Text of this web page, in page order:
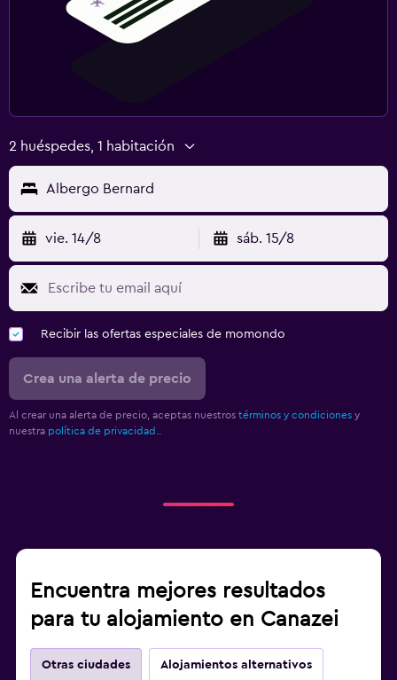
2 huéspedes, 1 habitación
Albergo Bernard
vie. 14/8 sáb. 15/8
Recibir las ofertas especiales de momondo
Crea una alerta de precio
Al crear una alerta de precio, aceptas nuestros términos y condiciones y
nuestra política de privacidad.
Encuentra mejores resultados
para tu alojamiento en Canazei
Otras ciudades Alojamientos alternativos